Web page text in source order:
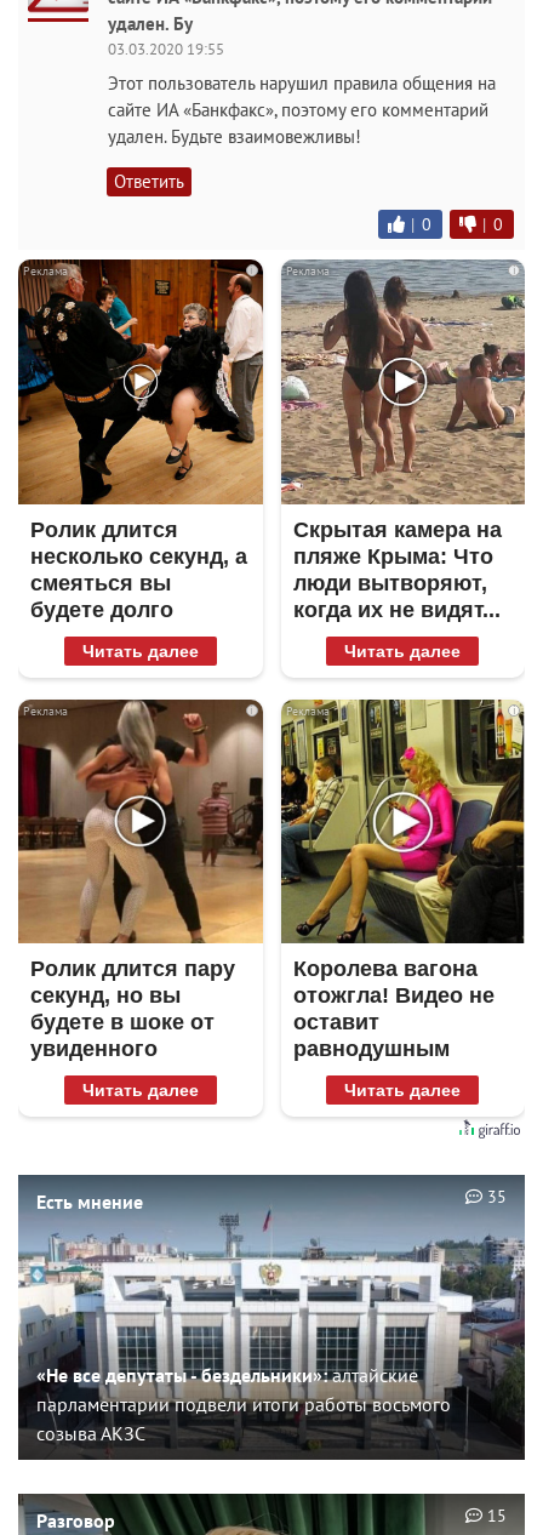
удален. Бу
03.03.2020 19:55
Этот пользователь нарушил правила общения на
сайте ИА «Банкфакс», поэтому его комментарий
удален. Будьте взаимовежливы!
Ответить
| 0 | 0
i
Ролик длится
несколько секунд, а
смеяться вы
будете долго
Читать далее
i
Скрытая камера на
пляже Крыма: Что
люди вытворяют,
когда их не видят...
Читать далее
i
Ролик длится пару
секунд, но вы
будете в шоке от
увиденного
Читать далее
i
Королева вагона
отожгла! Видео не
оставит
равнодушным
Читать далее
Есть мнение
«Не все депутаты - бездельники»:алтайские
парламентарии подвели итоги работы восьмого
созыва АКЗС
35
Разговор 15